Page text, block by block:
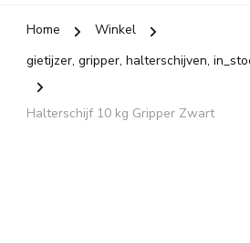
Home
Winkel
gietijzer, gripper, halterschijven,
Halterschijf 10 kg Gripper Zwart